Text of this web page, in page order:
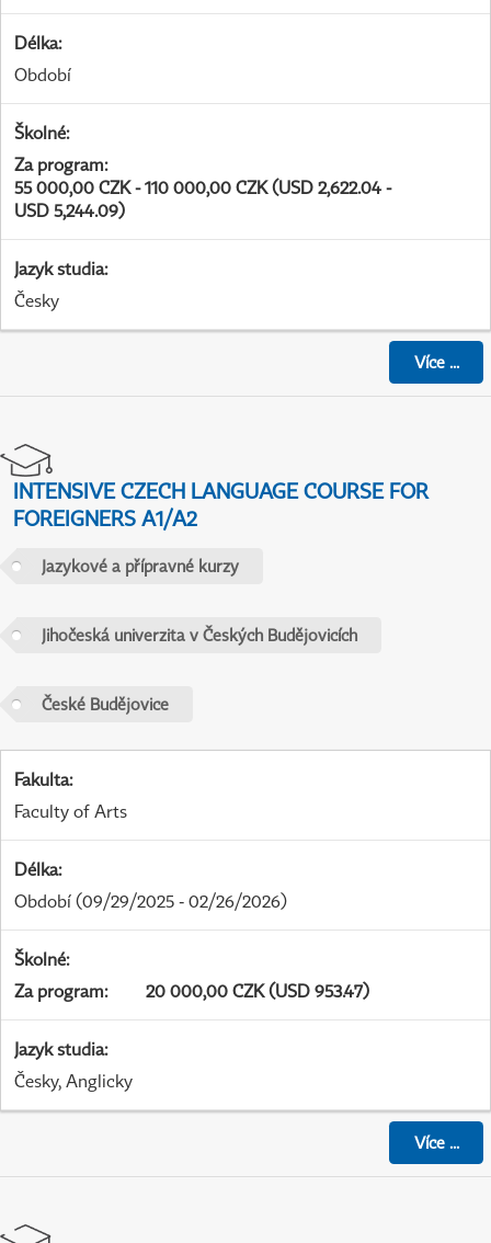
Délka:
Období
Školné:
Za program:
55 000,00 CZK - 110 000,00 CZK (USD 2,622.04 -
USD 5,244.09)
Jazyk studia:
Česky
Více...
INTENSIVE CZECH LANGUAGE COURSE FOR
FOREIGNERS A1/A2
Jazykové a přípravné kurzy
Jihočeská univerzita v Českých Budějovicích
České Budějovice
Fakulta:
Faculty of Arts
Délka:
Období (09/29/2025 - 02/26/2026)
Školné:
Za program: 20 000,00 CZK (USD 953.47)
Jazyk studia:
Česky, Anglicky
Více...